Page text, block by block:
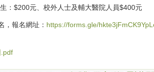
：$200元、校外人士及輔大醫院人員$400元
，報名網址： https://forms.gle/